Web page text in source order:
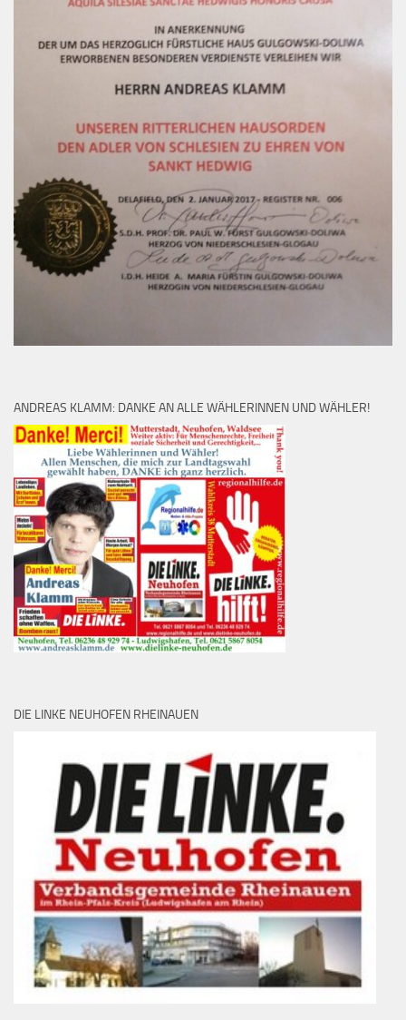
ANDREAS KLAMM: DANKE AN ALLE WÄHLERINNEN UND WÄHLER!
DIE LINKE NEUHOFEN RHEINAUEN